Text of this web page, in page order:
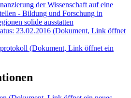
der Wissenschaft auf eine
- Bildung und Forschung in
solide ausstatten
23.02.2016 (Dokument, Link öffnet
(Dokument, Link öffnet ein